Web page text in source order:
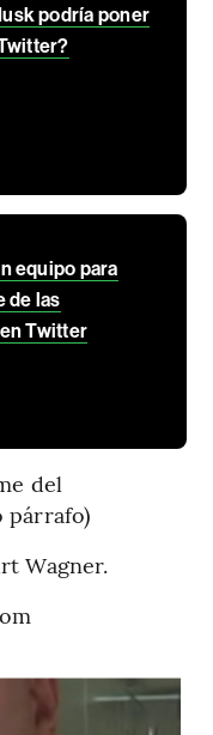
podría poner
equipo para
de las
Twitter
del
párrafo)
Wagner.